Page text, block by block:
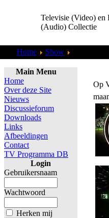
Televisie (Video) en
(Audio) Collectie
Home Show
Main Menu
Home
Over deze Site
Nieuws
Discussieforum
Downloads
Links
Afbeeldingen
Contact
TV Programma DB
Login
Gebruikersnaam
Wachtwoord
Herken mij
Op